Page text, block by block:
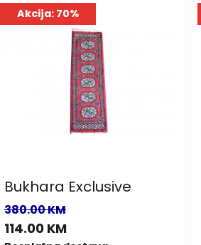
Akcija: 70%
Bukhara Exclusive
380.00 KM
114.00 KM